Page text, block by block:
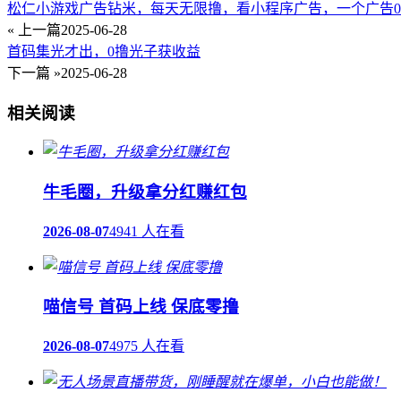
松仁小游戏广告钻米，每天无限撸，看小程序广告，一个广告
« 上一篇2025-06-28
首码集光才出，0撸光子获收益
下一篇 »2025-06-28
相关阅读
牛毛圈，升级拿分红赚红包
2026-08-074941 人在看
喵信号 首码上线 保底零撸
2026-08-074975 人在看